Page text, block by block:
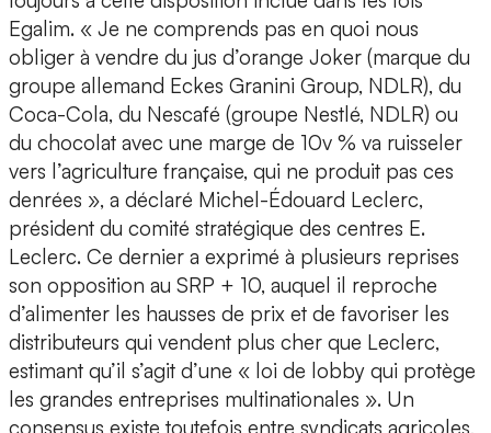
Egalim. « Je ne comprends pas en quoi nous
obliger à vendre du jus d’orange Joker (marque du
groupe allemand Eckes Granini Group, NDLR), du
Coca-Cola, du Nescafé (groupe Nestlé, NDLR) ou
du chocolat avec une marge de 10v % va ruisseler
vers l’agriculture française, qui ne produit pas ces
denrées », a déclaré Michel-Édouard Leclerc,
président du comité stratégique des centres E.
Leclerc. Ce dernier a exprimé à plusieurs reprises
son opposition au SRP + 10, auquel il reproche
d’alimenter les hausses de prix et de favoriser les
distributeurs qui vendent plus cher que Leclerc,
estimant qu’il s’agit d’une « loi de lobby qui protège
les grandes entreprises multinationales ». Un